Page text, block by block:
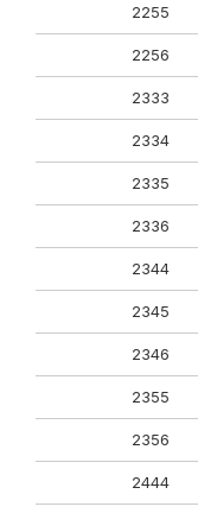
2255
2256
2333
2334
2335
2336
2344
2345
2346
2355
2356
2444